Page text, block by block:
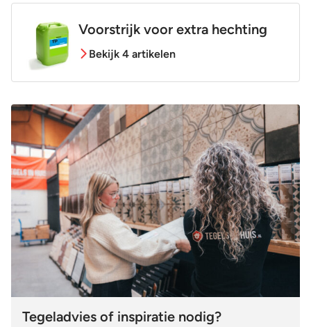
Voorstrijk voor extra hechting
Bekijk 4 artikelen
Tegeladvies of inspiratie nodig?